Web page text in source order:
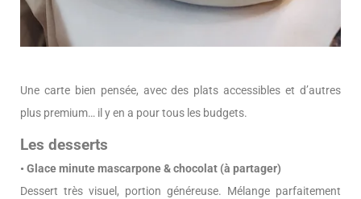
Une carte bien pensée, avec des plats accessibles et d’autres
plus premium… il y en a pour tous les budgets.
Les desserts
• Glace minute mascarpone & chocolat (à partager)
Dessert très visuel, portion généreuse. Mélange parfaitement